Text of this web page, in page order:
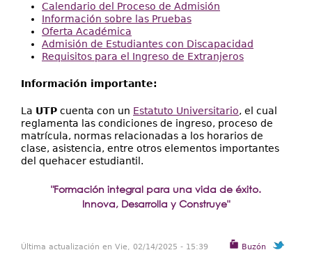
Calendario del Proceso de Admisión
Información sobre las Pruebas
Oferta Académica
Admisión de Estudiantes con Discapacidad
Requisitos para el Ingreso de Extranjeros
Información importante:
La UTP cuenta con un Estatuto Universitario, el cual
reglamenta las condiciones de ingreso, proceso de
matrícula, normas relacionadas a los horarios de
clase, asistencia, entre otros elementos importantes
del quehacer estudiantil.
"Formación integral para una vida de éxito.
Innova, Desarrolla y Construye"
Buzón
Última actualización en Vie, 02/14/2025 - 15:39